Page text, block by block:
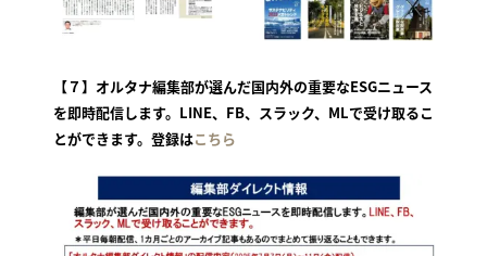
【７】オルタナ編集部が選んだ国内外の重要なESGニュース
を即時配信します。LINE、FB、スラック、MLで受け取るこ
とができます。登録はこちら